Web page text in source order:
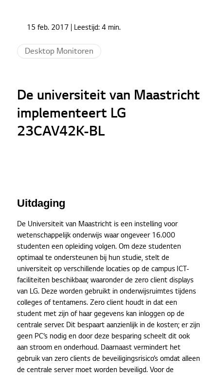
De universiteit van Maastricht implementeert LG
23CAV42K-BL
15 feb. 2017 | Leestijd: 4 min.
Desktop Monitoren
De universiteit van Maastricht
implementeert LG
23CAV42K-BL
Uitdaging
De Universiteit van Maastricht is een instelling voor
wetenschappelijk onderwijs waar ongeveer 16.000
studenten een opleiding volgen. Om deze studenten
optimaal te ondersteunen bij hun studie, stelt de
universiteit op verschillende locaties op de campus ICT-
faciliteiten beschikbaar, waaronder de zero client displays
van LG. Deze worden gebruikt in onderwijsruimtes tijdens
colleges of tentamens. Zero client houdt in dat een
student met zijn of haar gegevens kan inloggen op de
centrale server. Dit bespaart aanzienlijk in de kosten; er zijn
geen PC’s nodig en door deze besparing scheelt dit ook
aan stroom en onderhoud. Daarnaast vermindert het
gebruik van zero clients de beveiligingsrisico’s omdat alleen
de centrale server moet worden beveiligd. Voor de